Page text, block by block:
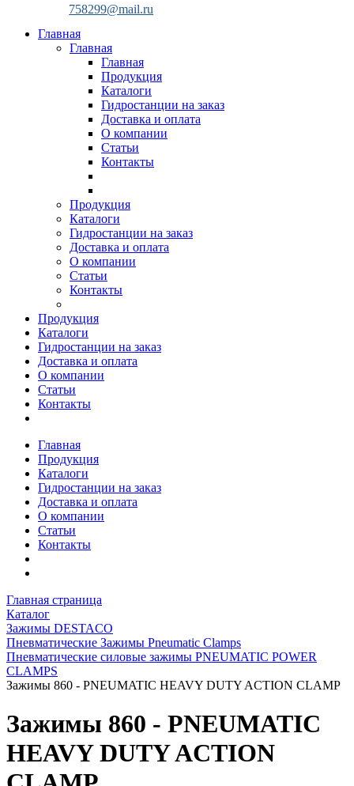
758299@mail.ru
Главная
Главная
Главная
Продукция
Каталоги
Гидростанции на заказ
Доставка и оплата
О компании
Статьи
Контакты
Продукция
Каталоги
Гидростанции на заказ
Доставка и оплата
О компании
Статьи
Контакты
Продукция
Каталоги
Гидростанции на заказ
Доставка и оплата
О компании
Статьи
Контакты
Главная
Продукция
Каталоги
Гидростанции на заказ
Доставка и оплата
О компании
Статьи
Контакты
Главная страница
Каталог
Зажимы DESTACO
Пневматические Зажимы Pneumatic Clamps
Пневматические силовые зажимы PNEUMATIC POWER
CLAMPS
Зажимы 860 - PNEUMATIC HEAVY DUTY ACTION CLAMP
Зажимы 860 - PNEUMATIC
HEAVY DUTY ACTION